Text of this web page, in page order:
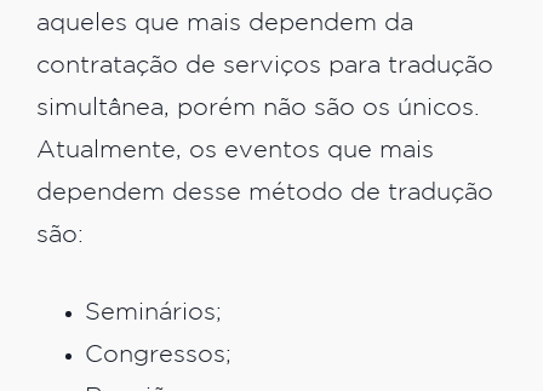
aqueles que mais dependem da
contratação de serviços para tradução
simultânea, porém não são os únicos.
Atualmente, os eventos que mais
dependem desse método de tradução
são:
Seminários;
Congressos;